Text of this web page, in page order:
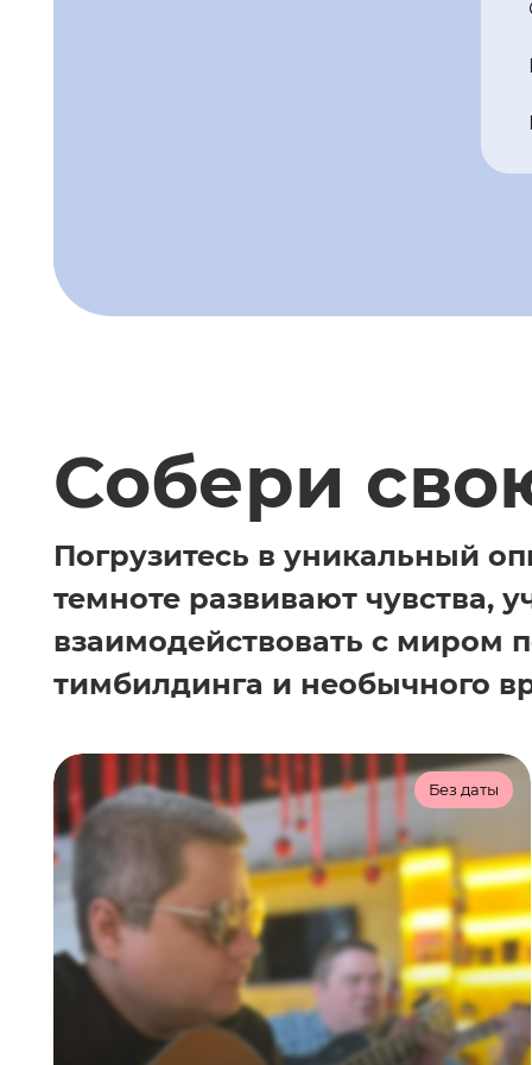
Собери
Погрузитесь в уникальный
темноте развивают чувства,
взаимодействовать с миром
тимбилдинга и необычного
Без даты
Осокин
Звуки в темноте
90 мин 2 500 ₽/чел
Как воспринимается звук в
абсолютной темноте?
Почувствуйте себя музыкантом и
насладитесь волшебным